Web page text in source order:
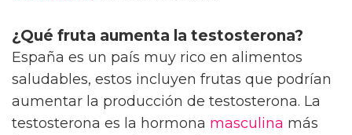
¿Qué fruta aumenta la testosterona?
España es un país muy rico en alimentos
saludables, estos incluyen frutas que podrían
aumentar la producción de testosterona. La
testosterona es la hormona masculina más